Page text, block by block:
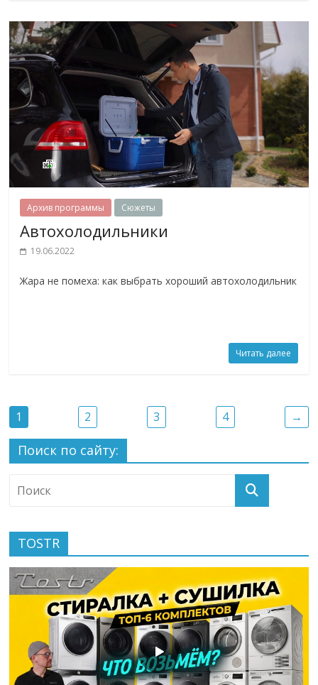
Архив программы Сюжеты
Автохолодильники
19.06.2022
Жара не помеха: как выбрать хороший автохолодильник
Читать далее
1 2 3 4 →
Поиск по сайту:
TOSTR